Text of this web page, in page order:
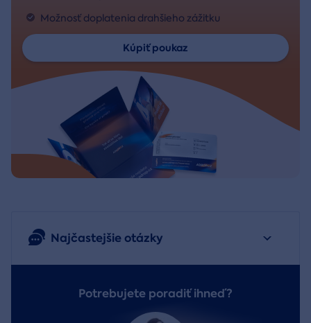
Možnosť doplatenia drahšieho zážitku
Kúpiť poukaz
Najčastejšie otázky
Potrebujete poradiť ihneď?